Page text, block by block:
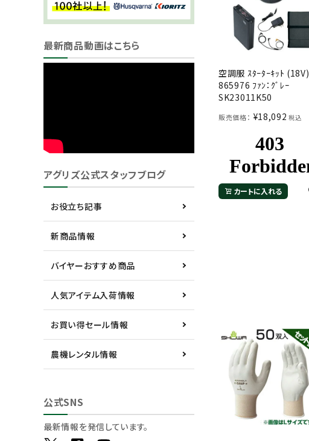
最新商品動画はこちら
アグリズ公式スタッフブログ
お役立ち記事
新商品情報
バイヤーおすすめ商品
人気アイテム入荷情報
お買い得セール情報
農機レンタル情報
公式SNS
最新情報を発信しています。
空調服 ｽﾀｰﾀｰｷｯﾄ (18V)
865976 ﾌｧﾝ：ｸﾞﾚｰ
SK23011K50
販売価格： ¥18,092 税込
カートに入れる